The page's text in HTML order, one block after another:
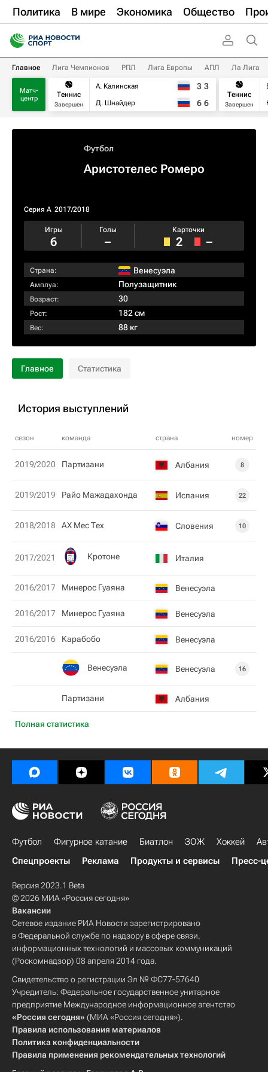
Политика В мире Экономика Общество
Главное Лига Чемпионов РПЛ Лига Европы АПЛ Ла Лига
Матч-
центр
Теннис
Завершен
А. Калинская
Д. Шнайдер
3 3
6 6
Теннис
Завершен
Футбол
Аристотелес Ромеро
Серия А 2017/2018
Игры
6
Голы
–
Карточки
2 –
Страна: Венесуэла
Амплуа: Полузащитник
Возраст: 30
Рост: 182 см
Вес: 88 кг
Главное Статистика
История выступлений
сезон команда страна номер
Полная статистика
2019/2020 Партизани Албания 8
2019/2019 Райо Мажадахонда Испания 22
2018/2018 АХ Мес Тех Словения 10
2017/2021 Кротоне Италия
2016/2017 Минерос Гуаяна Венесуэла
2016/2017 Минерос Гуаяна Венесуэла
2016/2016 Kарабобо Венесуэла
Венесуэла Венесуэла 16
Партизани Албания
Футбол Фигурное катание Биатлон ЗОЖ Хоккей
Спецпроекты
Реклама Продукты и сервисы Пресс-
Версия 2023.1 Beta
© 2026 МИА «Россия сегодня»
Вакансии
Сетевое издание РИА Новости зарегистрировано
в Федеральной службе по надзору в сфере связи,
информационных технологий и массовых коммуникаций
(Роскомнадзор) 08 апреля 2014 года.
Свидетельство о регистрации Эл № ФС77-57640
Учредитель: Федеральное государственное унитарное
предприятие Международное информационное агентство
«Россия сегодня» (МИА «Россия сегодня»).
Правила использования материалов
Политика конфиденциальности
Правила применения рекомендательных технологий